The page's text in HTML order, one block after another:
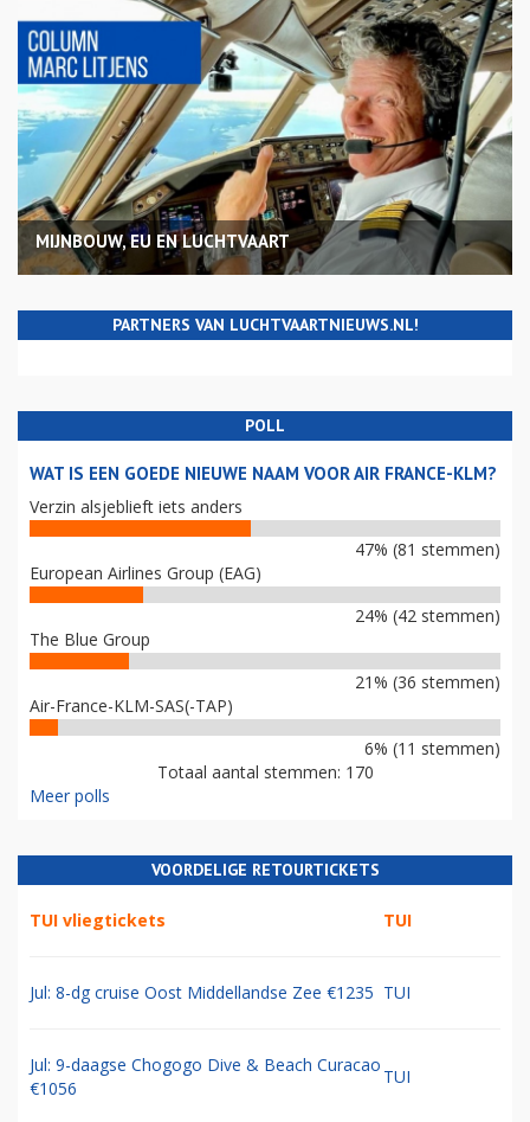
MIJNBOUW, EU EN LUCHTVAART
PARTNERS VAN LUCHTVAARTNIEUWS.NL!
POLL
WAT IS EEN GOEDE NIEUWE NAAM VOOR AIR FRANCE-KLM?
Verzin alsjeblieft iets anders
47% (81 stemmen)
European Airlines Group (EAG)
24% (42 stemmen)
The Blue Group
21% (36 stemmen)
Air-France-KLM-SAS(-TAP)
6% (11 stemmen)
Totaal aantal stemmen: 170
Meer polls
VOORDELIGE RETOURTICKETS
TUI vliegtickets TUI
Jul: 8-dg cruise Oost Middellandse Zee €1235 TUI
Jul: 9-daagse Chogogo Dive & Beach Curacao
€1056
TUI